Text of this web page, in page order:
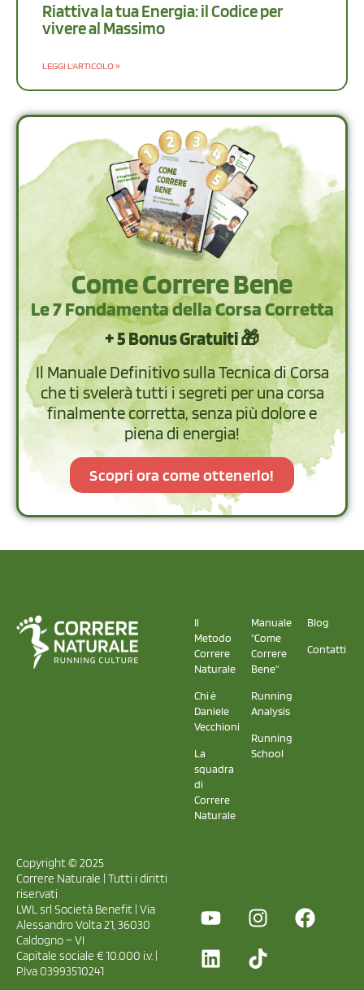
Riattiva la tua Energia: il Codice per
vivere al Massimo
LEGGI L'ARTICOLO »
Come Correre Bene
Le 7 Fondamenta della Corsa Corretta
+ 5 Bonus Gratuiti 🎁
Il Manuale Definitivo sulla Tecnica di Corsa
che ti svelerà tutti i segreti per una corsa
finalmente corretta, senza più dolore e
piena di energia!
Scopri ora come ottenerlo!
Il
Metodo
Correre
Naturale
Chi è
Daniele
Vecchioni
La
squadra
di
Correre
Naturale
Manuale
"Come
Correre
Bene"
Running
Analysis
Running
School
Blog
Contatti
Copyright © 2025
Correre Naturale | Tutti i diritti
riservati
LWL srl Società Benefit | Via
Alessandro Volta 21, 36030
Caldogno – VI
Capitale sociale € 10.000 i.v. |
P.Iva 03993510241